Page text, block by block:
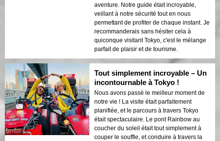
aventure. Notre guide était incroyable,
veillant à notre sécurité tout en nous
permettant de profiter de chaque instant. Je
recommanderais sans hésiter cela à
quiconque visitant Tokyo, c'est le mélange
parfait de plaisir et de tourisme.
Tout simplement incroyable – Un
incontournable à Tokyo !
Nous avons passé le meilleur moment de
notre vie ! La visite était parfaitement
planifiée, et le parcours à travers Tokyo
était spectaculaire. Le pont Rainbow au
coucher du soleil était tout simplement à
couper le souffle, et conduire à travers la